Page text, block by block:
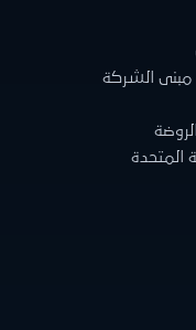
- مبنى الشركة
المتحدة